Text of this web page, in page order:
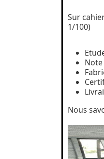
Sur
1/100)
Nous